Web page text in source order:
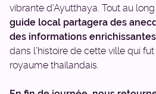
vibrante d’Ayutthaya. Tout au
guide local partagera des
des informations enrichissantes
dans l’histoire de cette ville qui
royaume thaïlandais.